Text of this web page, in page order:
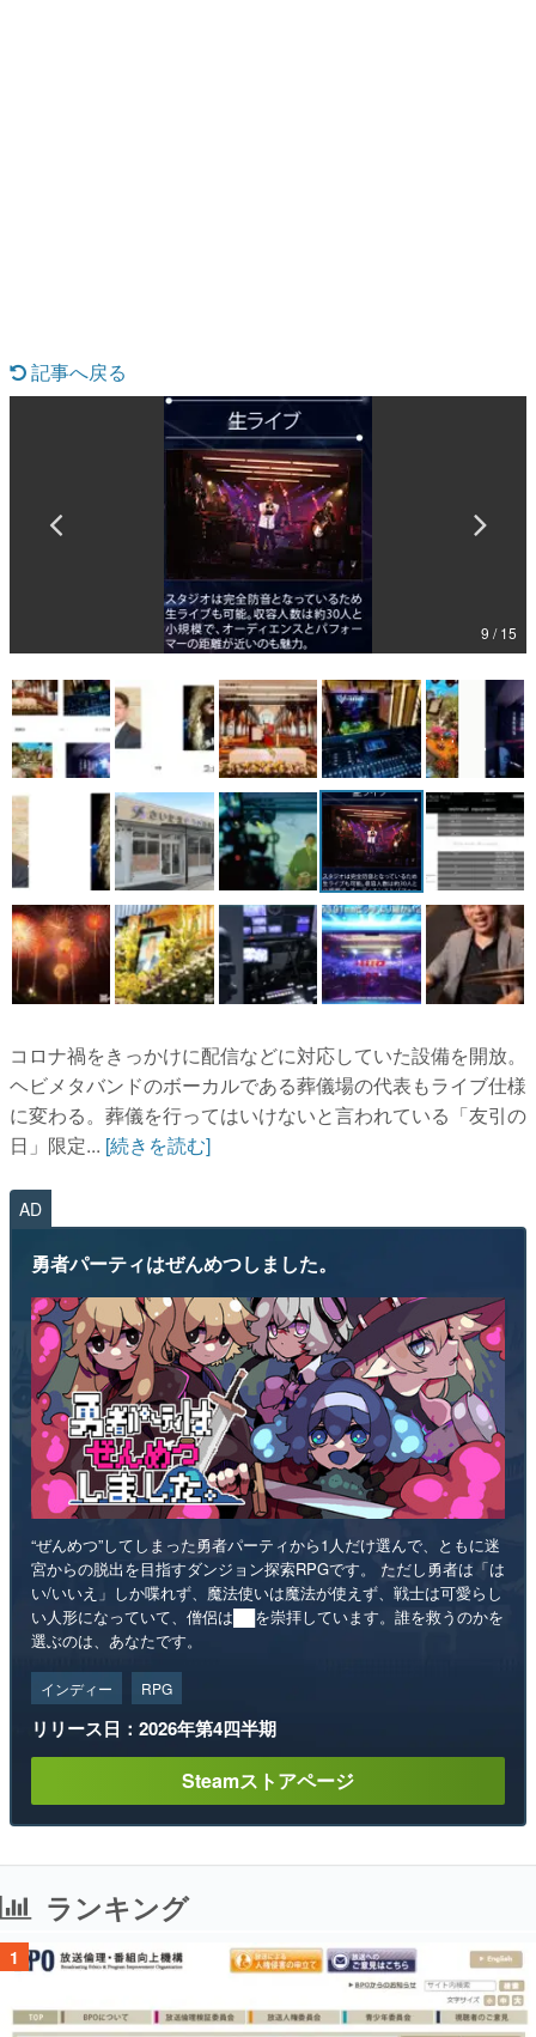
カテゴリ
女性向け
運営：株式会社マレ
記事へ戻る
9 / 15
コロナ禍をきっかけに配信などに対応していた設備を開放。
ヘビメタバンドのボーカルである葬儀場の代表もライブ仕様
に変わる。葬儀を行ってはいけないと言われている「友引の
日」限定... [続きを読む]
AD
勇者パーティはぜんめつしました。
“ぜんめつ”してしまった勇者パーティから1人だけ選んで、ともに迷
宮からの脱出を目指すダンジョン探索RPGです。 ただし勇者は「は
い/いいえ」しか喋れず、魔法使いは魔法が使えず、戦士は可愛らし
い人形になっていて、僧侶は██を崇拝しています。誰を救うのかを
選ぶのは、あなたです。
インディー RPG
リリース日：2026年第4四半期
Steamストアページ
ランキング
1